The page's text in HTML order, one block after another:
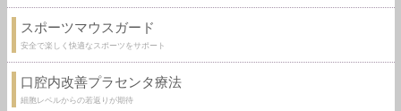
スポーツマウスガード
安全で楽しく快適なスポーツをサポート
口腔内改善プラセンタ療法
細胞レベルからの若返りが期待